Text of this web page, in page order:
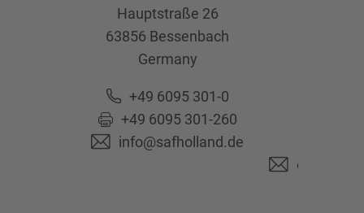
Hauptstraße 26
63856 Bessenbach
Germany
+49 6095 301-0
+49 6095 301-260
info@safholland.de